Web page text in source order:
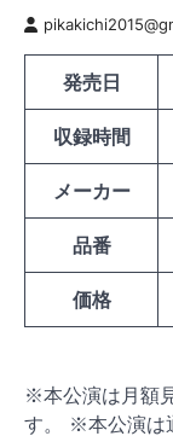
発売日
収録時間
メーカー
品番
価格
※本公演は月額
す。 ※本公演は